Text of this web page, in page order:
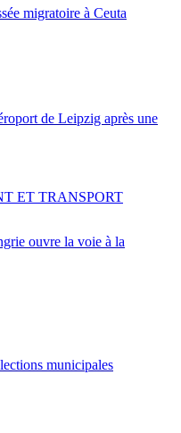
migratoire à Ceuta
de Leipzig après une
ouvre la voie à la
ET TRANSPORT
municipales